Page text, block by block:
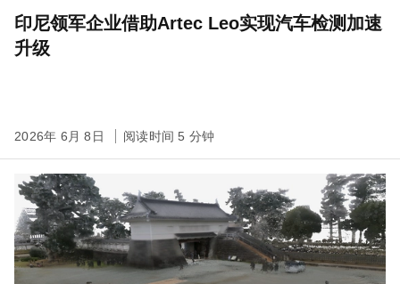
印尼领军企业借助Artec Leo实现汽车检测加速
升级
2026年 6月 8日 阅读时间 5 分钟